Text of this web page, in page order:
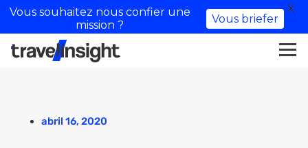
abril 16, 2020
Vous souhaitez nous confier une
mission ?
Vous briefer
X